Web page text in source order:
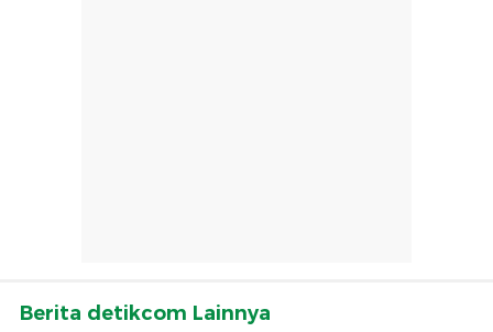
Berita detikcom Lainnya